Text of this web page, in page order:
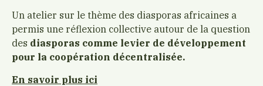
Un atelier sur le thème des diasporas africaines a
permis une réflexion collective autour de la question
des diasporas comme levier de développement
pour la coopération décentralisée.
En savoir plus ici